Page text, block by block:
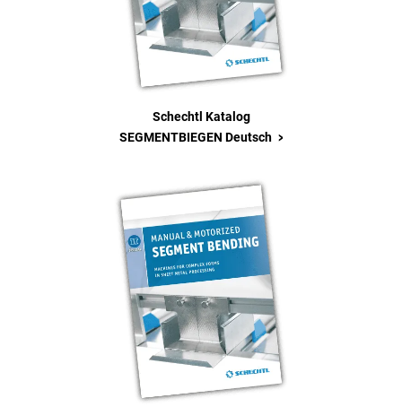
Schechtl Katalog
SEGMENTBIEGEN Deutsch >